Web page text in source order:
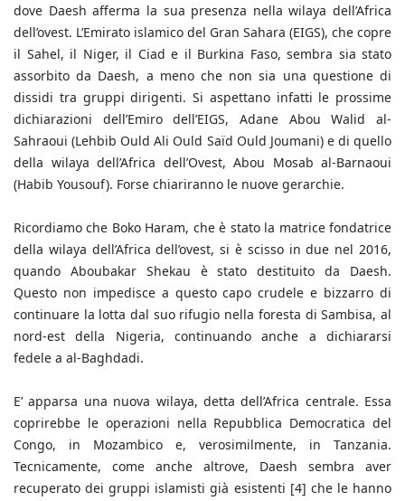
dove Daesh afferma la sua presenza nella wilaya dell’Africa
dell’ovest. L’Emirato islamico del Gran Sahara (EIGS), che copre
il Sahel, il Niger, il Ciad e il Burkina Faso, sembra sia stato
assorbito da Daesh, a meno che non sia una questione di
dissidi tra gruppi dirigenti. Si aspettano infatti le prossime
dichiarazioni dell’Emiro dell’EIGS, Adane Abou Walid al-
Sahraoui (Lehbib Ould Ali Ould Saïd Ould Joumani) e di quello
della wilaya dell’Africa dell’Ovest, Abou Mosab al-Barnaoui
(Habib Yousouf). Forse chiariranno le nuove gerarchie.
Ricordiamo che Boko Haram, che è stato la matrice fondatrice
della wilaya dell’Africa dell’ovest, si è scisso in due nel 2016,
quando Aboubakar Shekau è stato destituito da Daesh.
Questo non impedisce a questo capo crudele e bizzarro di
continuare la lotta dal suo rifugio nella foresta di Sambisa, al
nord-est della Nigeria, continuando anche a dichiararsi
fedele a al-Baghdadi.
E’ apparsa una nuova wilaya, detta dell’Africa centrale. Essa
coprirebbe le operazioni nella Repubblica Democratica del
Congo, in Mozambico e, verosimilmente, in Tanzania.
Tecnicamente, come anche altrove, Daesh sembra aver
recuperato dei gruppi islamisti già esistenti [4] che le hanno